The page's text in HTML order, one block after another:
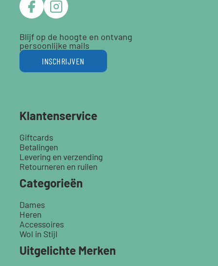
Blijf op de hoogte en ontvang
persoonlijke mails
INSCHRIJVEN
Klantenservice
Giftcards
Betalingen
Levering en verzending
Retourneren en ruilen
Categorieën
Dames
Heren
Accessoires
Wol in Stijl
Uitgelichte Merken